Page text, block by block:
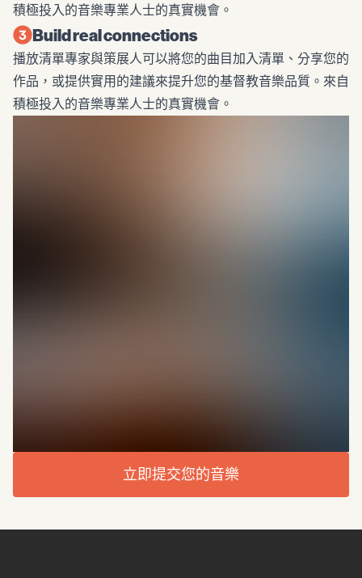
積極投入的音樂專業人士的真實機會。
Build real connections
播放清單專家與策展人可以將您的曲目加入清單、分享您的
作品，或提供實用的建議來提升您的基督教音樂品質。來自
積極投入的音樂專業人士的真實機會。
立即提交您的音樂